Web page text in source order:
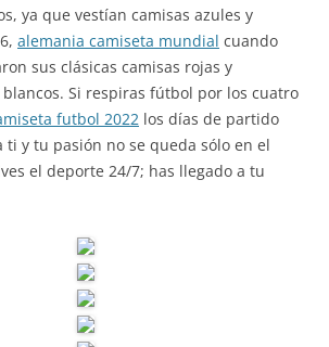
ya que vestían camisas azules y
alemania camiseta mundial cuando
sus clásicas camisas rojas y
Si respiras fútbol por los cuatro
futbol 2022 los días de partido
ti y tu pasión no se queda sólo en el
el deporte 24/7; has llegado a tu